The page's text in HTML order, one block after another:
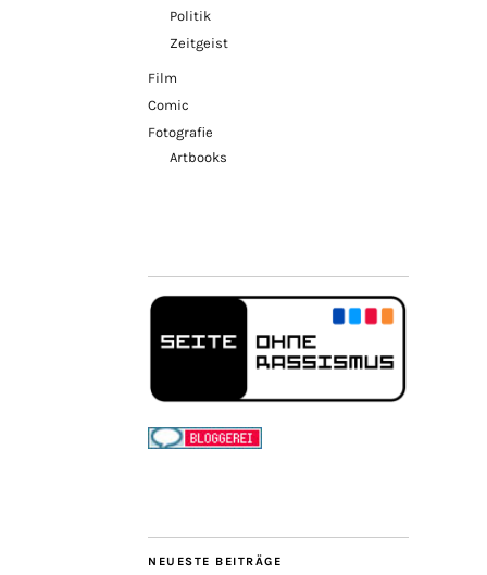
Politik
Zeitgeist
Film
Comic
Fotografie
Artbooks
NEUESTE BEITRÄGE